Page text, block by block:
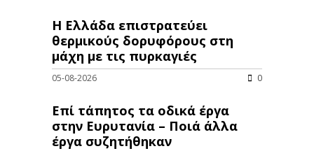
Η Ελλάδα επιστρατεύει
θερμικούς δορυφόρους στη
μάχη με τις πυρκαγιές
05-08-2026 0
Επί τάπητος τα οδικά έργα
στην Ευρυτανία – Ποιά άλλα
έργα συζητήθηκαν